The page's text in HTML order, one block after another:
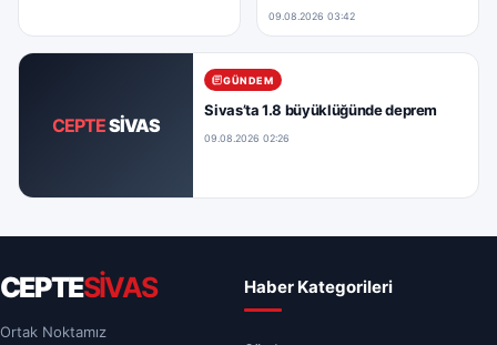
09.08.2026 03:42
CEPTESİVAS
GÜNDEM
Sivas’ta 1.8 büyüklüğünde deprem
09.08.2026 02:26
CEPTESİVAS
Ortak Noktamız
Haber Kategorileri